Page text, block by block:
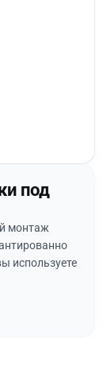
под
монтаж
используете